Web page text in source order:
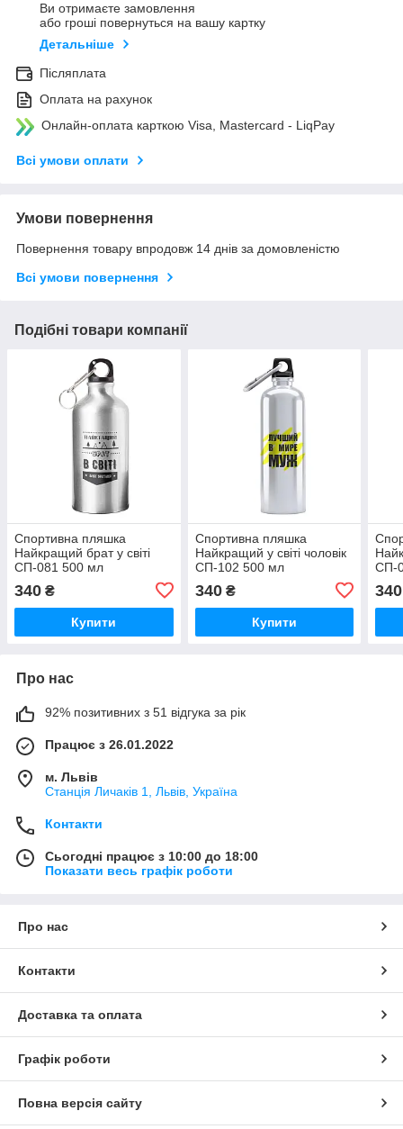
Ви отримаєте замовлення
або гроші повернуться на вашу картку
Детальніше
Післяплата
Оплата на рахунок
Онлайн-оплата карткою Visa, Mastercard - LiqPay
Всі умови оплати
Умови повернення
Повернення товару впродовж 14 днів за домовленістю
Всі умови повернення
Подібні товари компанії
Спортивна пляшка
Найкращий брат у світі
СП-081 500 мл
340 ₴
Купити
Спортивна пляшка
Найкращий у світі чоловік
СП-102 500 мл
340₴
Купити
СП-
340
Про нас
92% позитивних з 51 відгука за рік
Працює з 26.01.2022
м. Львів
Станція Личаків 1, Львів, Україна
Контакти
Сьогодні працює з 10:00 до 18:00
Показати весь графік роботи
Про нас
Контакти
Доставка та оплата
Графік роботи
Повна версія сайту